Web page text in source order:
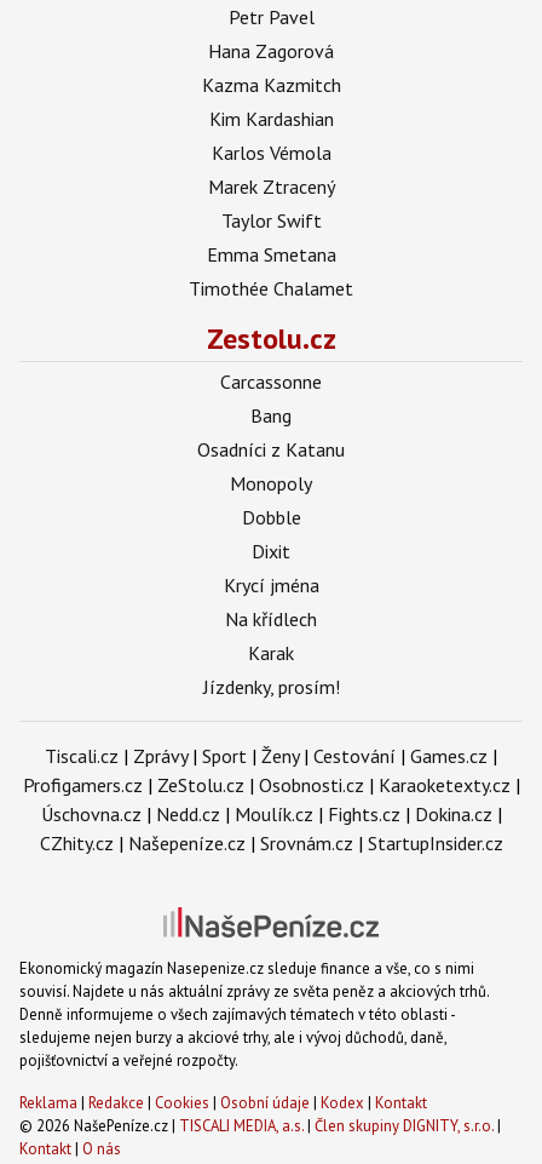
Petr Pavel
Hana Zagorová
Kazma Kazmitch
Kim Kardashian
Karlos Vémola
Marek Ztracený
Taylor Swift
Emma Smetana
Timothée Chalamet
Zestolu.cz
Carcassonne
Bang
Osadníci z Katanu
Monopoly
Dobble
Dixit
Krycí jména
Na křídlech
Karak
Jízdenky, prosím!
Tiscali.cz | Zprávy| Sport | Ženy| Cestování | Games.cz |
Profigamers.cz | ZeStolu.cz | Osobnosti.cz | Karaoketexty.cz |
Úschovna.cz | Nedd.cz | Moulík.cz | Fights.cz | Dokina.cz |
CZhity.cz | Našepeníze.cz | Srovnám.cz | StartupInsider.cz
Ekonomický magazín Nasepenize.cz sleduje finance a vše, co s nimi
souvisí. Najdete u nás aktuální zprávy ze světa peněz a akciových trhů.
Denně informujeme o všech zajímavých tématech v této oblasti -
sledujeme nejen burzy a akciové trhy, ale i vývoj důchodů, daně,
pojišťovnictví a veřejné rozpočty.
Reklama | Redakce | Cookies | Osobní údaje | Kodex | Kontakt
© 2026 NašePeníze.cz | TISCALI MEDIA, a.s.| Člen skupiny DIGNITY, s.r.o.|
Kontakt| O nás